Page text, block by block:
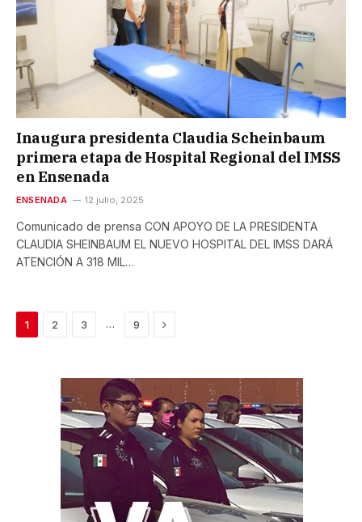
Inaugura presidenta Claudia Scheinbaum
primera etapa de Hospital Regional del IMSS
en Ensenada
ENSENADA 12 julio, 2025
Comunicado de prensa CON APOYO DE LA PRESIDENTA
CLAUDIA SHEINBAUM EL NUEVO HOSPITAL DEL IMSS DARÁ
ATENCIÓN A 318 MIL…
1 2 3 … 9 Next